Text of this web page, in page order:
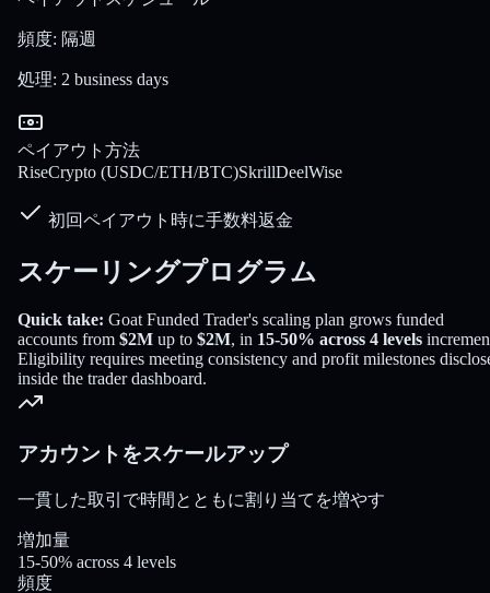
頻度: 隔週
処理: 2 business days
ペイアウト方法
RiseCrypto (USDC/ETH/BTC)SkrillDeelWise
初回ペイアウト時に手数料返金
スケーリングプログラム
Quick take: Goat Funded Trader's scaling plan grows funded
accounts from $2M up to $2M, in 15-50% across 4 levels
Eligibility requires meeting consistency and profit milestones
inside the trader dashboard.
アカウントをスケールアップ
一貫した取引で時間とともに割り当てを増やす
増加量
15-50% across 4 levels
頻度